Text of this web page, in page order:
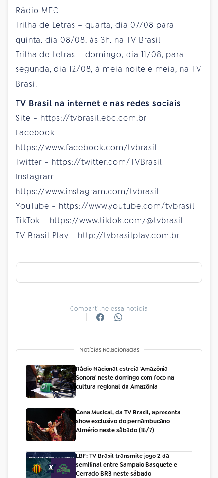
Rádio MEC
Trilha de Letras – quarta, dia 07/08 para
quinta, dia 08/08, às 3h, na TV Brasil
Trilha de Letras – domingo, dia 11/08, para
segunda, dia 12/08, à meia noite e meia, na TV
Brasil
TV Brasil na internet e nas redes sociais
Site – https://tvbrasil.ebc.com.br
Facebook –
https://www.facebook.com/tvbrasil
Twitter – https://twitter.com/TVBrasil
Instagram –
https://www.instagram.com/tvbrasil
YouTube – https://www.youtube.com/tvbrasil
TikTok – https://www.tiktok.com/@tvbrasil
TV Brasil Play - http://tvbrasilplay.com.br
Compartilhe essa notícia
Notícias Relacionadas
Rádio Nacional estreia 'Amazônia
Sonora' neste domingo com foco na
cultura regional da Amazônia
Cena Musical, da TV Brasil, apresenta
show exclusivo do pernambucano
Almério neste sábado (18/7)
LBF: TV Brasil transmite jogo 2 da
semifinal entre Sampaio Basquete e
Cerrado BRB neste sábado